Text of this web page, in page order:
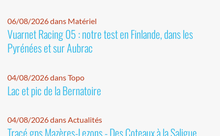
06/08/2026 dans Matériel
Vuarnet Racing 05 : notre test en Finlande, dans les
Pyrénées et sur Aubrac
04/08/2026 dans Topo
Lac et pic de la Bernatoire
04/08/2026 dans Actualités
Tracé gps Mazères-Lezons - Des Coteaux à la Saligue